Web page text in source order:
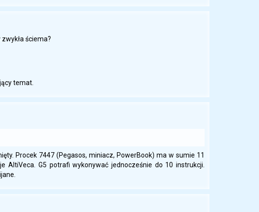
ściema?
temat.
Procek 7447 (Pegasos, miniacz, PowerBook) ma w sumie 11
G5 potrafi wykonywać jednocześnie do 10 instrukcji.